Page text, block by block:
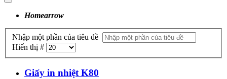
Homearrow
Nhập một phần của tiêu đề
Hiển thị #
Giấy in nhiệt K80